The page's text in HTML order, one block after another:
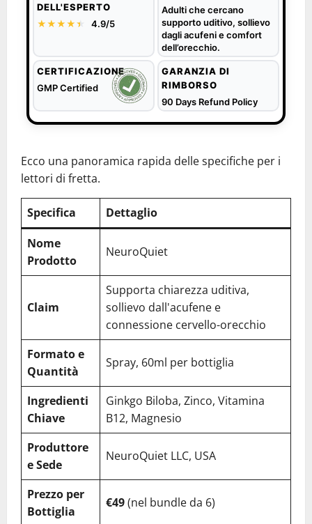
DELL'ESPERTO
★★★★★
★ 4.9/5
Adulti che cercano
supporto uditivo, sollievo
dagli acufeni e comfort
dell’orecchio.
CERTIFICAZIONE
GMP Certified
GARANZIA DI
RIMBORSO
90 Days Refund Policy
Ecco una panoramica rapida delle specifiche per i
lettori di fretta.
Specifica
Dettaglio
Nome
Prodotto
NeuroQuiet
Claim
Supporta chiarezza uditiva,
sollievo dall'acufene e
connessione cervello-orecchio
Formato e
Quantità
Spray, 60ml per bottiglia
Ingredienti
Chiave
Ginkgo Biloba, Zinco, Vitamina
B12, Magnesio
Produttore
e Sede
NeuroQuiet LLC, USA
Prezzo per
Bottiglia
€49(nel bundle da 6)